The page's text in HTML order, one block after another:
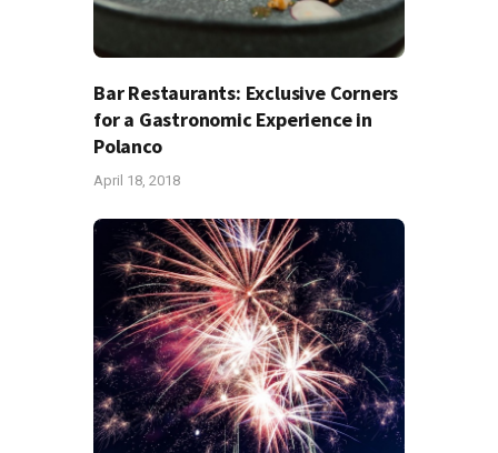
Bar Restaurants: Exclusive Corners
for a Gastronomic Experience in
Polanco
April 18, 2018